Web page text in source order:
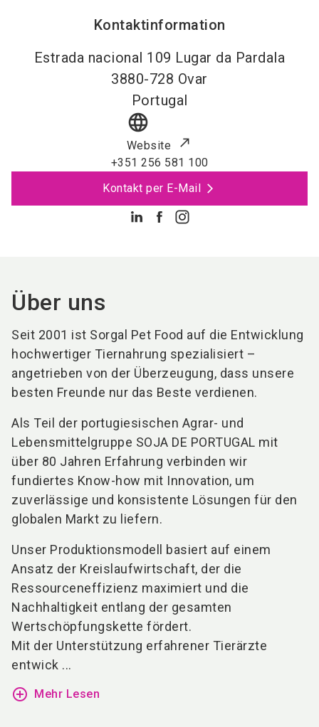
Kontaktinformation
Estrada nacional 109 Lugar da Pardala
3880-728 Ovar
Portugal
language
Website
+351 256 581 100
Kontakt per E-Mail
Über uns
Seit 2001 ist Sorgal Pet Food auf die Entwicklung
hochwertiger Tiernahrung spezialisiert –
angetrieben von der Überzeugung, dass unsere
besten Freunde nur das Beste verdienen.
Als Teil der portugiesischen Agrar- und
Lebensmittelgruppe SOJA DE PORTUGAL mit
über 80 Jahren Erfahrung verbinden wir
fundiertes Know-how mit Innovation, um
zuverlässige und konsistente Lösungen für den
globalen Markt zu liefern.
Unser Produktionsmodell basiert auf einem
Ansatz der Kreislaufwirtschaft, der die
Ressourceneffizienz maximiert und die
Nachhaltigkeit entlang der gesamten
Wertschöpfungskette fördert.
Mit der Unterstützung erfahrener Tierärzte
entwick ...
add_circle_outline Mehr Lesen